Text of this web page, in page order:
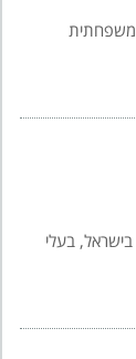
משפחתית
בישראל, בעלי